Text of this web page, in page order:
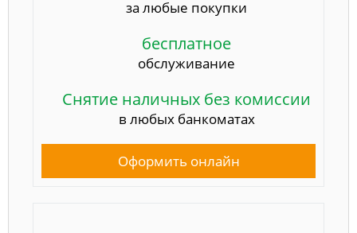
за любые покупки
бесплатное
обслуживание
Снятие наличных без комиссии
в любых банкоматах
Оформить онлайн